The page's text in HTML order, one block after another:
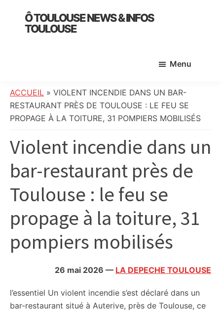
primary
Ô TOULOUSE NEWS & INFOS
TOULOUSE
:
info
locale,
culture,
politique,
météo,
divers
initiatives
citoyennes
Menu
ACCUEIL » VIOLENT INCENDIE DANS UN BAR-
RESTAURANT PRÈS DE TOULOUSE : LE FEU SE
PROPAGE À LA TOITURE, 31 POMPIERS MOBILISÉS
Violent incendie dans un
bar-restaurant près de
Toulouse : le feu se
propage à la toiture, 31
pompiers mobilisés
26 mai 2026 — LA DEPECHE TOULOUSE
l’essentiel Un violent incendie s’est déclaré dans un
bar-restaurant situé à Auterive, près de Toulouse, ce